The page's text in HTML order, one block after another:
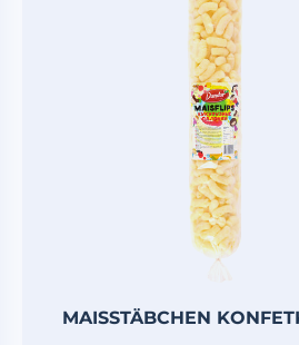
MAISSTÄBCHEN